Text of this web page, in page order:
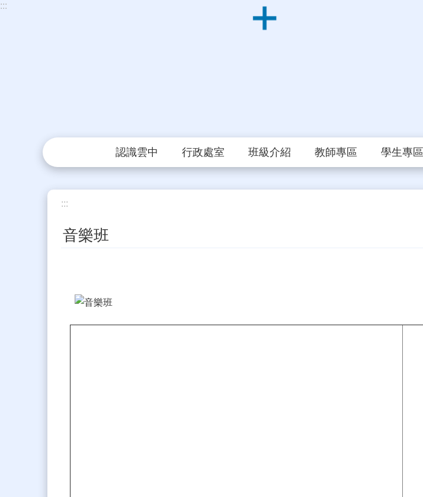
跳到主要內容區塊
:::
認識雲中 行政處室 班級介紹 教師專區 學生專區
:::
音樂班